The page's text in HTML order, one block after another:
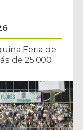
Feria de
de 25.000